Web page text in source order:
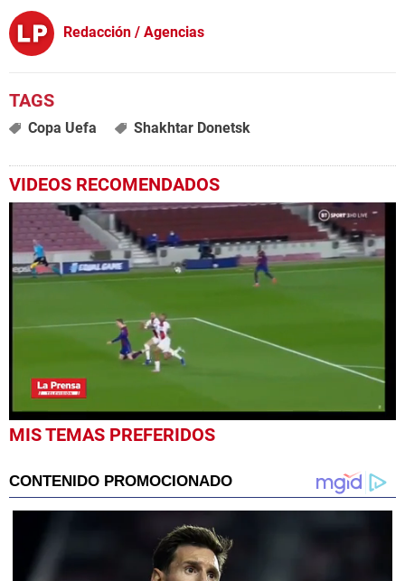
Redacción / Agencias
Copa Uefa Shakhtar Donetsk
VIDEOS RECOMENDADOS
0
seconds
minute,
48
seconds
MIS TEMAS PREFERIDOS